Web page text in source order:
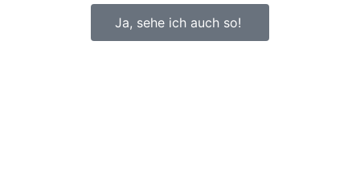
Ja, sehe ich auch so!